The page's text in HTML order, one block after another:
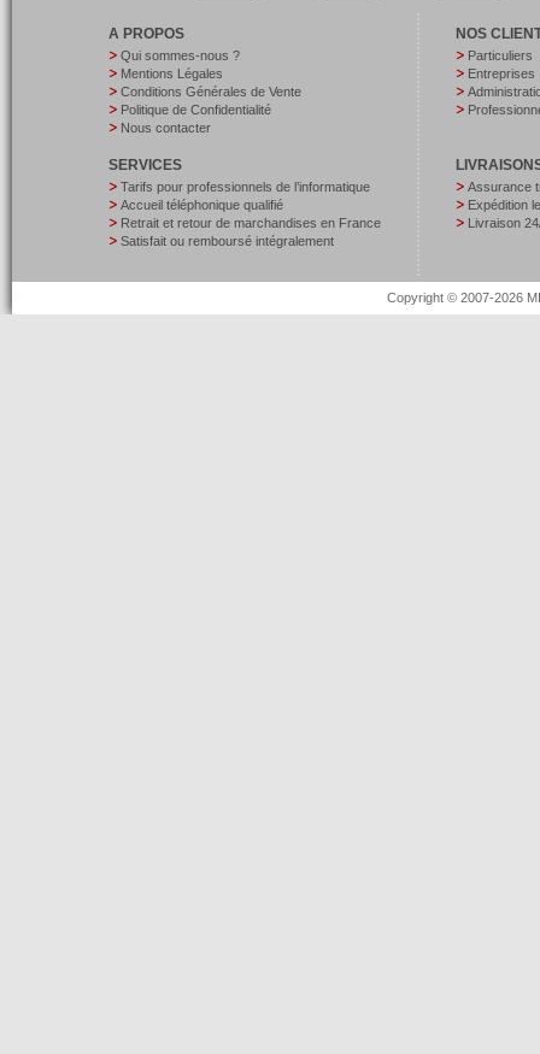
A PROPOS
Qui sommes-nous ?
Mentions Légales
Conditions Générales de Vente
Politique de Confidentialité
Nous contacter
SERVICES
Tarifs pour professionnels de l’informatique
Accueil téléphonique qualifié
Retrait et retour de marchandises en France
Satisfait ou remboursé intégralement
NOS
Particuliers
Entreprises
Assurance
Expédition
Livraison
Copyright © 2007-2026